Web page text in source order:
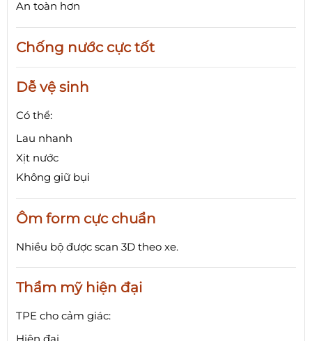
An toàn hơn
Chống nước cực tốt
Dễ vệ sinh
Có thể:
Lau nhanh
Xịt nước
Không giữ bụi
Ôm form cực chuẩn
Nhiều bộ được scan 3D theo xe.
Thẩm mỹ hiện đại
TPE cho cảm giác: